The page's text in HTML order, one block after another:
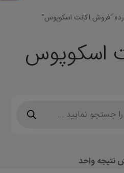
“فروش اکانت اسکوپوس”
اسکوپوس
نتیجه واحد